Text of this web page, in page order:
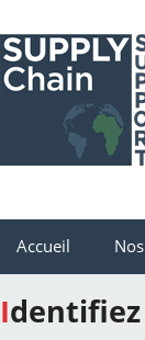
Accueil